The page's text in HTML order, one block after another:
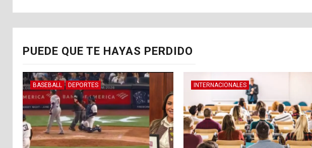
PUEDE QUE TE HAYAS PERDIDO
BASEBALL DEPORTES INTERNACIONALES